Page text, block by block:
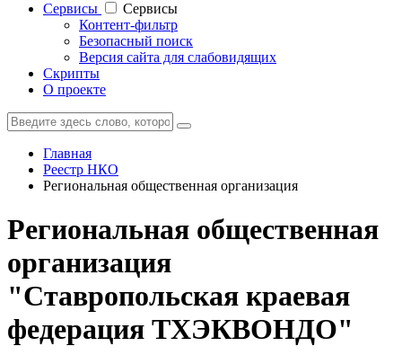
Cервисы
Cервисы
Контент-фильтр
Безопасный поиск
Версия сайта для слабовидящих
Скрипты
О проекте
Главная
Реестр НКО
Региональная общественная организация
Региональная общественная
организация
"Ставропольская краевая
федерация ТХЭКВОНДО"